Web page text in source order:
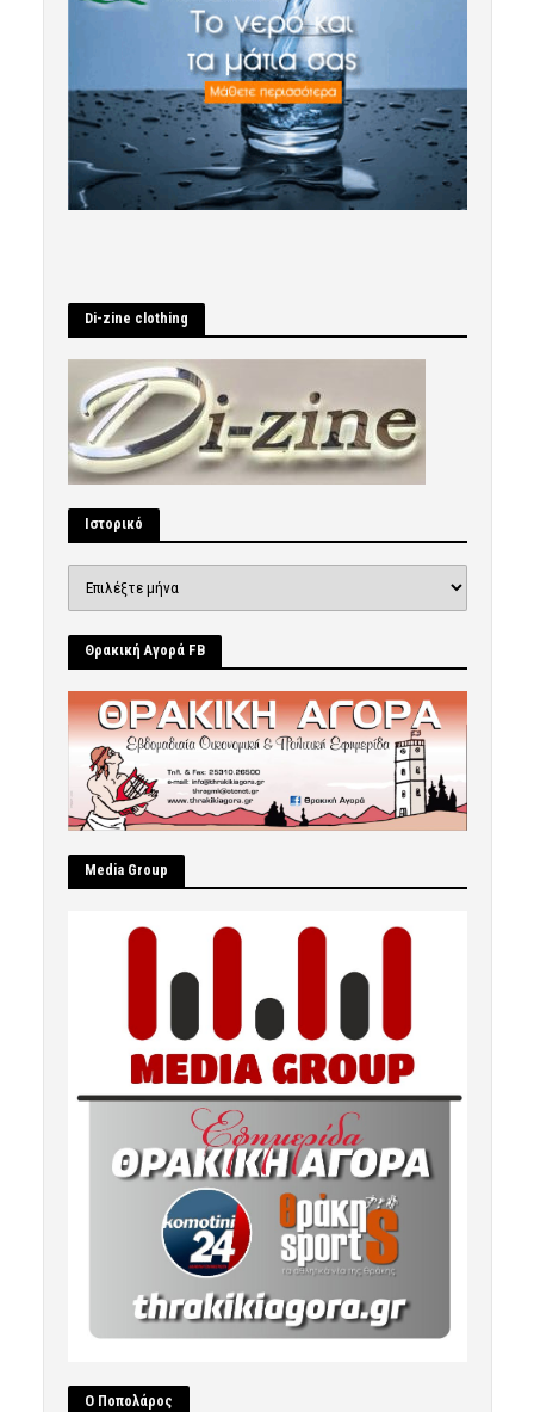
Di-zine clothing
Ιστορικό
Θρακική Αγορά FB
Μedia Group
Ο Ποπολάρος